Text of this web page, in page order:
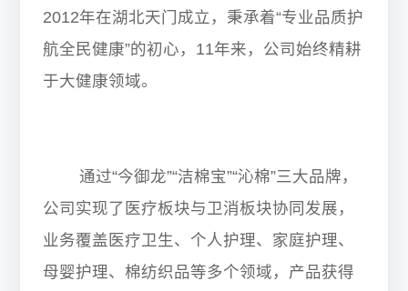
2012年在湖北天门成立，秉承着“专业品质护
航全民健康”的初心， 11年来，公司始终精耕
于大健康领域。
通过“今御龙”“洁棉宝”“沁棉”三大品牌，
公司实现了医疗板块与卫消板块协同发展 ，
业务覆盖医疗卫生、个人护理、家庭护理、
母婴护理、棉纺织品等多个领域，产品获得